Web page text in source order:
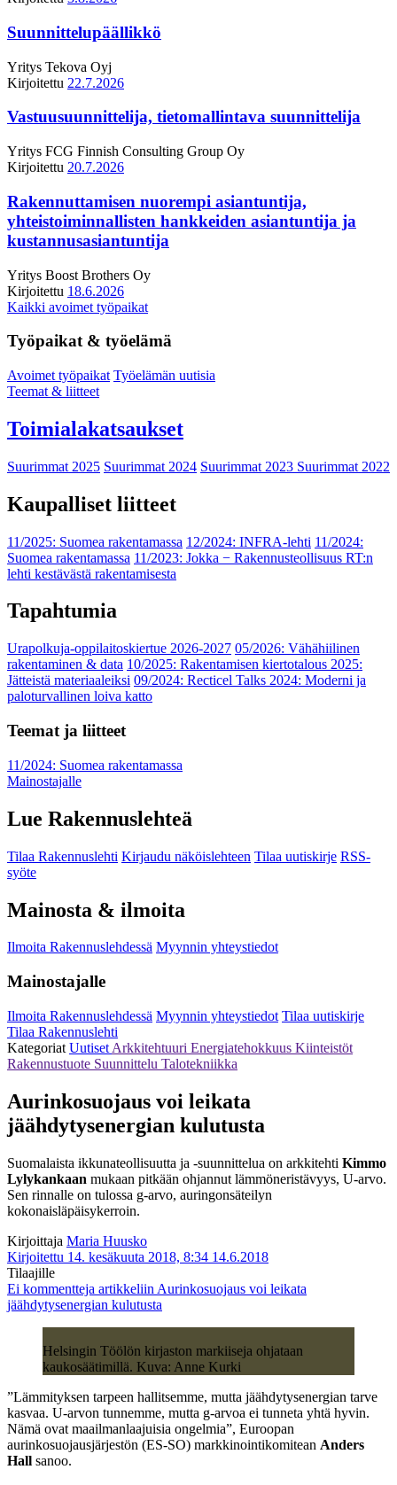
Suunnittelupäällikkö
Yritys Tekova Oyj
Kirjoitettu 22.7.2026
Vastuusuunnittelija, tietomallintava suunnittelija
Yritys FCG Finnish Consulting Group Oy
Kirjoitettu 20.7.2026
Rakennuttamisen nuorempi asiantuntija,
yhteistoiminnallisten hankkeiden asiantuntija ja
kustannusasiantuntija
Yritys Boost Brothers Oy
Kirjoitettu 18.6.2026
Kaikki avoimet työpaikat
Työpaikat & työelämä
Avoimet työpaikat Työelämän uutisia
Teemat & liitteet
Toimialakatsaukset
Suurimmat 2025 Suurimmat 2024 Suurimmat 2023 Suurimmat 2022
Kaupalliset liitteet
11/2025: Suomea rakentamassa 12/2024: INFRA-lehti 11/2024:
Suomea rakentamassa 11/2023: Jokka − Rakennusteollisuus RT:n
lehti kestävästä rakentamisesta
Tapahtumia
Urapolkuja-oppilaitoskiertue 2026-2027 05/2026: Vähähiilinen
rakentaminen & data 10/2025: Rakentamisen kiertotalous 2025:
Jätteistä materiaaleiksi 09/2024: Recticel Talks 2024: Moderni ja
paloturvallinen loiva katto
Teemat ja liitteet
11/2024: Suomea rakentamassa
Mainostajalle
Lue Rakennuslehteä
Tilaa Rakennuslehti Kirjaudu näköislehteen Tilaa uutiskirje RSS-
syöte
Mainosta & ilmoita
Ilmoita Rakennuslehdessä Myynnin yhteystiedot
Mainostajalle
Ilmoita Rakennuslehdessä Myynnin yhteystiedot Tilaa uutiskirje
Tilaa Rakennuslehti
Kategoriat Uutiset Arkkitehtuuri Energiatehokkuus Kiinteistöt
Rakennustuote Suunnittelu Talotekniikka
Aurinkosuojaus voi leikata
jäähdytysenergian kulutusta
Suomalaista ikkunateollisuutta ja -suunnittelua on arkkitehti Kimmo
Lylykankaan mukaan pitkään ohjannut lämmöneristävyys, U-arvo.
Sen rinnalle on tulossa g-arvo, auringonsäteilyn
kokonaisläpäisykerroin.
Kirjoittaja Maria Huusko
Kirjoitettu 14. kesäkuuta 2018, 8:34 14.6.2018
Tilaajille
Ei kommentteja artikkeliin Aurinkosuojaus voi leikata
jäähdytysenergian kulutusta
Helsingin Töölön kirjaston markiiseja ohjataan
kaukosäätimillä. Kuva: Anne Kurki
”Lämmityksen tarpeen hallitsemme, mutta jäähdytysenergian tarve
kasvaa. U-arvon tunnemme, mutta g-arvoa ei tunneta yhtä hyvin.
Nämä ovat maailmanlaajuisia ongelmia”, Euroopan
aurinkosuojausjärjestön (ES-SO) markkinointikomitean Anders
Hall sanoo.